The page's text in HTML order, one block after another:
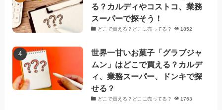
る？カルディやコストコ、業務
スーパーで探そう！
どこで買える？どこに売ってる？ 1852
世界一甘いお菓子「グラブジャ
ムン」はどこで買える？カルデ
ィ、業務スーパー、ドンキで探
せる？
どこで買える？どこに売ってる？ 1763